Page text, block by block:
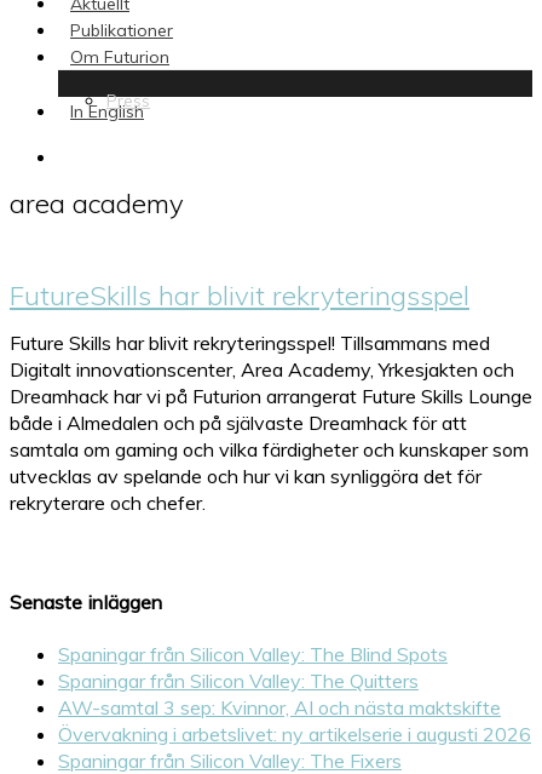
Publikationer
Om Futurion
Press
In English
area academy
FutureSkills har blivit rekryteringsspel
Future Skills har blivit rekryteringsspel! Tillsammans med
Digitalt innovationscenter, Area Academy, Yrkesjakten och
Dreamhack har vi på Futurion arrangerat Future Skills Lounge
både i Almedalen och på självaste Dreamhack för att
samtala om gaming och vilka färdigheter och kunskaper som
utvecklas av spelande och hur vi kan synliggöra det för
rekryterare och chefer.
Senaste inläggen
Spaningar från Silicon Valley: The Blind Spots
Spaningar från Silicon Valley: The Quitters
AW-samtal 3 sep: Kvinnor, AI och nästa maktskifte
Övervakning i arbetslivet: ny artikelserie i augusti 2026
Spaningar från Silicon Valley: The Fixers